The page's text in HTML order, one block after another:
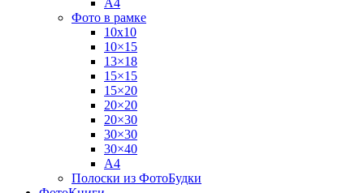
Фото в рамке
10х10
10×15
13×18
15×15
15×20
20×20
20×30
30×30
30×40
A4
Полоски из ФотоБудки